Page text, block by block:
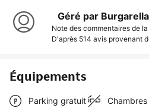
Géré par Burgarella
Note des commentaires de
D'après 514 avis provenant
Équipements
Parking gratuit